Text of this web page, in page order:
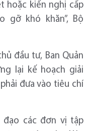
hoặc kiến nghị cấp
gỡ khó khăn”, Bộ
đầu tư, Ban Quản
lại kế hoạch giải
đưa vào tiêu chí
các đơn vị tập